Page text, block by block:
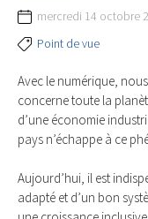
mercredi 14 octobre
Point de vue
Avec le numérique,
concerne toute la
d’une économie
pays n’échappe à ce
Aujourd’hui, il est
adapté et d’un bon